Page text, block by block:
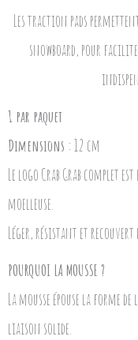
Les traction pads
snowboard, pour
1 par paquet
Dimensions : 12 cm
Le logo Crab Grab complet
moelleuse.
Léger, résistant et
POURQUOI LA MOUSSE ?
La mousse épouse la forme
liaison solide.